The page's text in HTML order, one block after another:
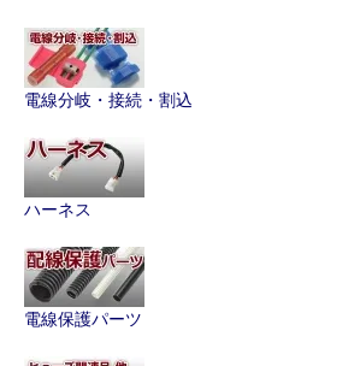
電線分岐・接続・割込
ハーネス
電線保護パーツ